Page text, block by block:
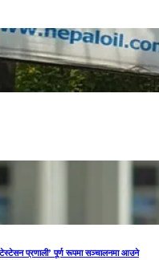
प्रणाली’ पूर्ण रूपमा सञ्चालनमा आउने